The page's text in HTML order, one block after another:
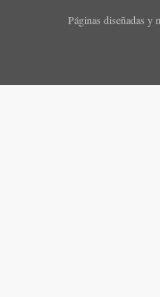
Páginas diseñadas y